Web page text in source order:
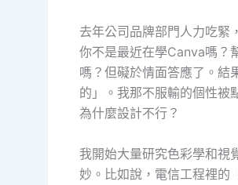
去年公司品牌部門人力吃緊
你不是最近在學Canva嗎？
嗎？但礙於情面答應了。結
的」。我那不服輸的個性
為什麼設計不行？
我開始大量研究色彩學和視
妙。比如說，電信工程裡